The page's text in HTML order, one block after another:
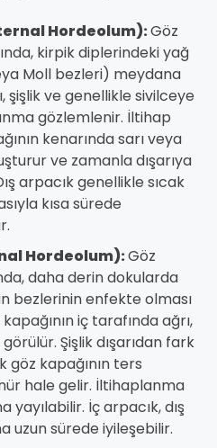
Hordeolum):Göz
kirpik diplerindeki yağ
Moll bezleri) meydana
şişlik ve genellikle sivilceye
gözlemlenir. İltihap
kenarında sarı veya
ve zamanla dışarıya
arpacık genellikle sıcak
kısa sürede
Hordeolum):Göz
daha derin dokularda
bezlerinin enfekte olması
iç tarafında ağrı,
Şişlik dışarıdan fark
kapağının ters
hale gelir. İltihaplanma
yayılabilir. İç arpacık, dış
uzun sürede iyileşebilir.